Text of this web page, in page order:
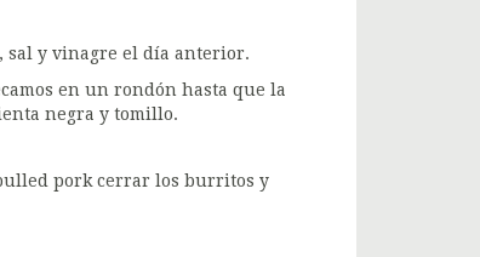
sal y vinagre el día anterior.
en un rondón hasta que la
negra y tomillo.
pork cerrar los burritos y